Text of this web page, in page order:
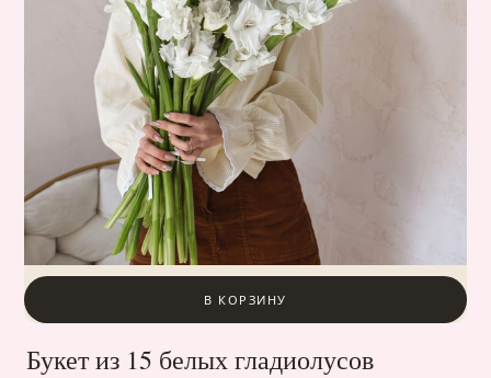
В КОРЗИНУ
Букет из 15 белых гладиолусов